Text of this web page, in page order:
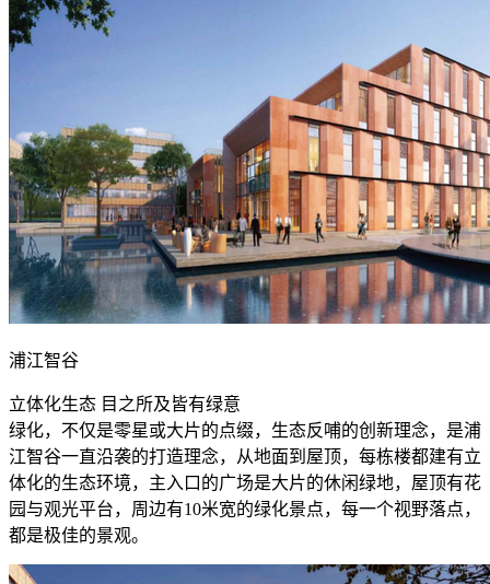
浦江智谷
立体化生态 目之所及皆有绿意
绿化，不仅是零星或大片的点缀，生态反哺的创新理念，是浦
江智谷一直沿袭的打造理念，从地面到屋顶，每栋楼都建有立
体化的生态环境，主入口的广场是大片的休闲绿地，屋顶有花
园与观光平台，周边有10米宽的绿化景点，每一个视野落点，
都是极佳的景观。